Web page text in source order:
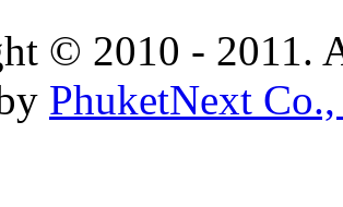
© 2010 - 2011.
PhuketNext